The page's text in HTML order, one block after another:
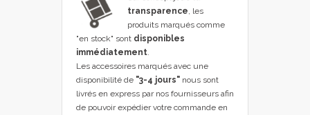
transparence , les
produits marqués comme
"en stock" sont disponibles
immédiatement
Les accessoires marqués avec une
disponibilité de "3-4 jours" nous sont
livrés en express par nos fournisseurs afin
de pouvoir expédier votre commande en